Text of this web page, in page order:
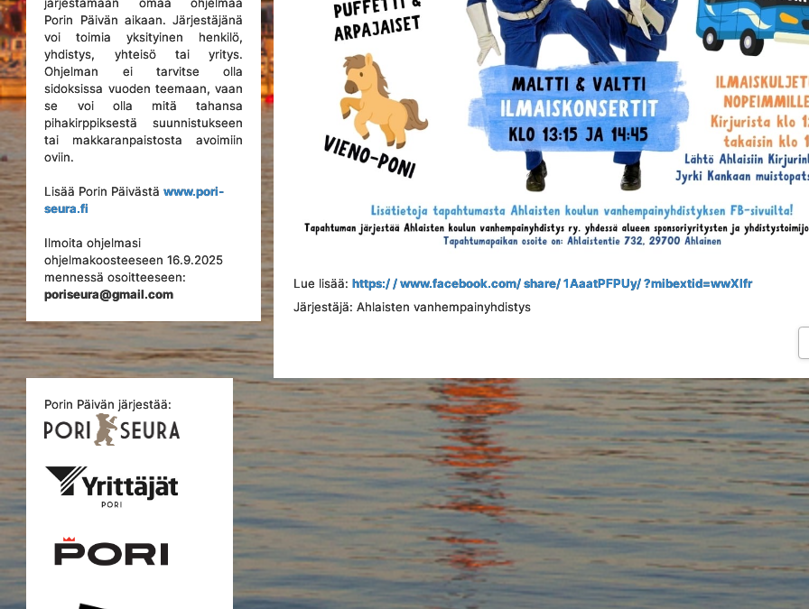
Porin Päivän aikaan. Järjestäjänä
voi toimia yksityinen henkilö,
yhdistys, yhteisö tai yritys.
Ohjelman ei tarvitse olla
sidoksissa vuoden teemaan, vaan
se voi olla mitä tahansa
pihakirppiksestä suunnistukseen
tai makkaranpaistosta avoimiin
oviin.
Lisää Porin Päivästäwww.pori-
seura.fi
Ilmoita ohjelmasi
ohjelmakoosteeseen 16.9.2025
mennessä osoitteeseen:
poriseura@gmail.com
Lue lisää:https:/ / www.facebook.com/ share/ 1AaatPFPUy/ ?mibextid=wwXIfr
Järjestäjä: Ahlaisten vanhempainyhdistys
Porin Päivän järjestää: